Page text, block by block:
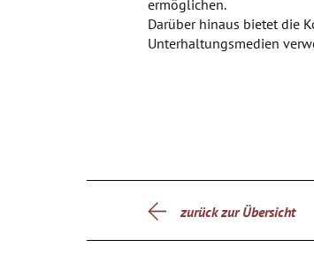
ermöglichen.
Darüber hinaus bietet die
Unterhaltungsmedien
zurück zur Übersicht